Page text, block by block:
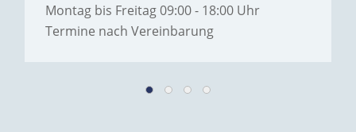
Montag bis Freitag 09:00 - 18:00 Uhr
Termine nach Vereinbarung